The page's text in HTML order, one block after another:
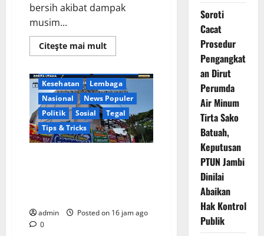
bersih akibat dampak
musim...
Citeşte mai multRead
more
Kemukten
Antusias
Sambut
Bantuan
Air
Bersih
dari
H.
Hadi
Berita Terkini
Business
Daerah
Ekonomi
Kesehatan
Lembaga
Nasional
News Populer
Politik
Sosial
Tegal
Tips & Tricks
admin
Posted on 16 jam ago
0
Soroti
Cacat
Prosedur
Pengangkat
an Dirut
Perumda
Air Minum
Tirta Sako
Batuah,
Keputusan
PTUN Jambi
Dinilai
Abaikan
Hak Kontrol
Publik